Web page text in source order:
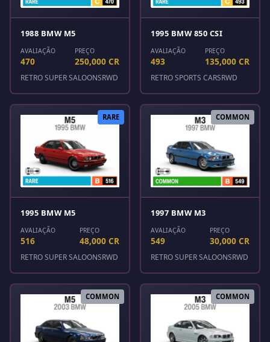
1988 BMW M5
AVALIAÇÃO
470
PREÇO
250,000 CR
RETRO SUPER SALOONSRWD
1995 BMW 850 CSI
AVALIAÇÃO
493
PREÇO
135,000 CR
RETRO SPORTS CARSRWD
RARE
1995 BMW M5
AVALIAÇÃO
516
PREÇO
48,000 CR
RETRO SUPER SALOONSRWD
COMMON
1997 BMW M3
AVALIAÇÃO
549
PREÇO
30,000 CR
RETRO SUPER SALOONSRWD
COMMON COMMON